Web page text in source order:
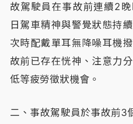
故駕駛員在事故前連續2
日駕車精神與警覺狀態持
次時配戴單耳無降噪耳機
故前已存在恍神、注意力
低等疲勞徵狀機會。
二、事故駕駛員於事故前3